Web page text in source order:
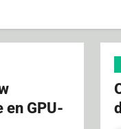
Microsoft dit jaar de
en GPU-